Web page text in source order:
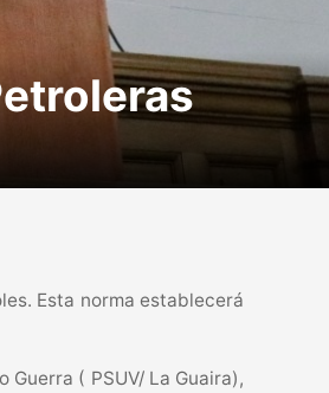
Esta norma establecerá
( PSUV/ La Guaira),